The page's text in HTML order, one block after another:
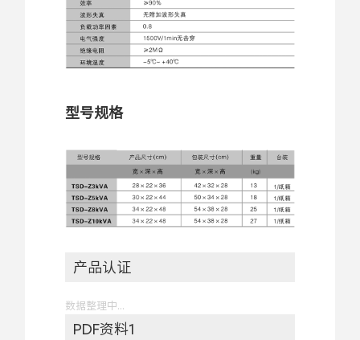
型号规格
产品认证
数据整理中...
PDF资料1